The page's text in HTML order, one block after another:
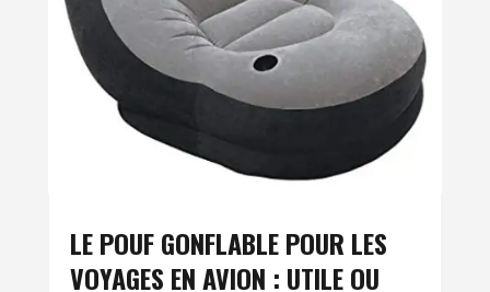
LE POUF GONFLABLE POUR LES
VOYAGES EN AVION : UTILE OU